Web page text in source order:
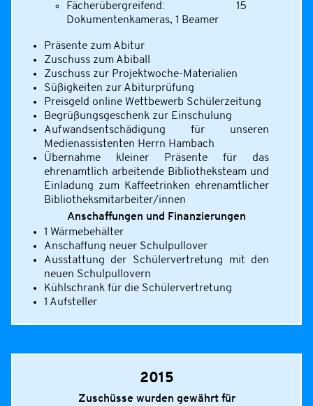
Fächerübergreifend: 15
Dokumentenkameras, 1 Beamer
Präsente zum Abitur
Zuschuss zum Abiball
Zuschuss zur Projektwoche-Materialien
Süßigkeiten zur Abiturprüfung
Preisgeld online Wettbewerb Schülerzeitung
Begrüßungsgeschenk zur Einschulung
Aufwandsentschädigung für unseren
Medienassistenten Herrn Hambach
Übernahme kleiner Präsente für das
ehrenamtlich arbeitende Bibliotheksteam und
Einladung zum Kaffeetrinken ehrenamtlicher
Bibliotheksmitarbeiter/innen
Anschaffungen und Finanzierungen
1 Wärmebehälter
Anschaffung neuer Schulpullover
Ausstattung der Schülervertretung mit den
neuen Schulpullovern
Kühlschrank für die Schülervertretung
1 Aufsteller
2015
Zuschüsse wurden gewährt für